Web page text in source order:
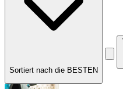
Sortiert nach die BESTEN